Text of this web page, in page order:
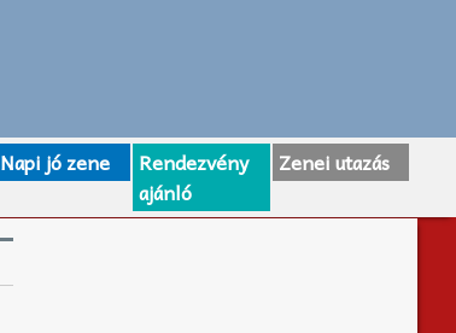
Napi jó zene
Rendezvény
ajánló
Zenei utazás